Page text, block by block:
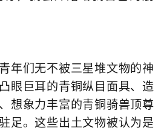
年们无不被三星堆文物的神
眼巨耳的青铜纵目面具、造
想象力丰富的青铜骑兽顶尊
足。这些出土文物被认为是